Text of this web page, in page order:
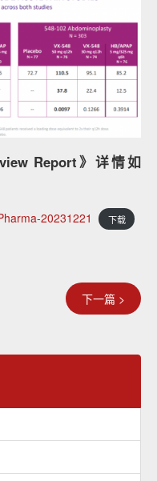
Report》详情如
20231221 下载
下一篇 >